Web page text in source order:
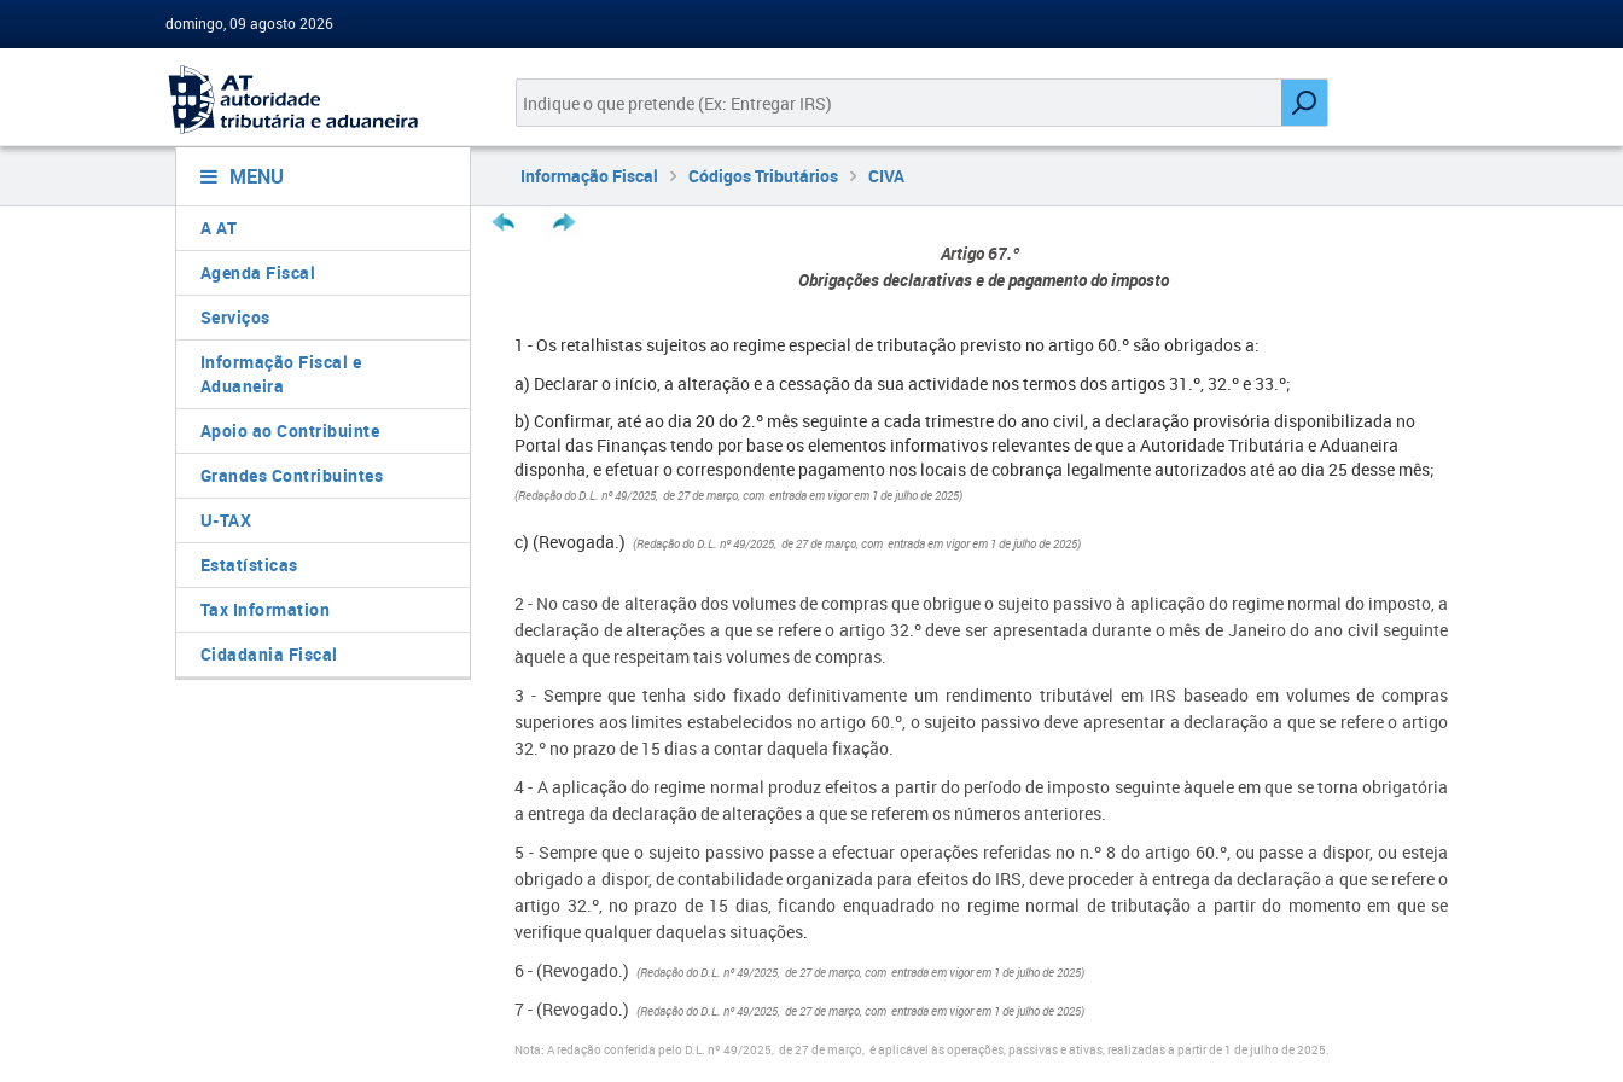
domingo, 09 agosto 2026
MENU
A AT
Agenda Fiscal
Serviços
Informação Fiscal e
Aduaneira
Apoio ao Contribuinte
Grandes Contribuintes
U-TAX
Estatísticas
Tax Information
Cidadania Fiscal
Informação Fiscal Códigos Tributários CIVA
Artigo 67.º
Obrigações declarativas e de pagamento do imposto
1 - Os retalhistas sujeitos ao regime especial de tributação previsto no artigo 60.º são obrigados a:
a) Declarar o início, a alteração e a cessação da sua actividade nos termos dos artigos 31.º, 32.º e 33.º;
b) Confirmar, até ao dia 20 do 2.º mês seguinte a cada trimestre do ano civil, a declaração provisória disponibilizada no
Portal das Finanças tendo por base os elementos informativos relevantes de que a Autoridade Tributária e Aduaneira
disponha, e efetuar o correspondente pagamento nos locais de cobrança legalmente autorizados até ao dia 25 desse mês;
(Redação do D.L. nº 49/2025, de 27 de março, com entrada em vigor em 1 de julho de 2025)
c) (Revogada.) ​(Redação do D.L. nº 49/2025, de 27 de março, com entrada em vigor em 1 de julho de 2025)
2 - No caso de alteração dos volumes de compras que obrigue o sujeito passivo à aplicação do regime normal do imposto, a
declaração de alterações a que se refere o artigo 32.º deve ser apresentada durante o mês de Janeiro do ano civil seguinte
àquele a que respeitam tais volumes de compras.
3 - Sempre que tenha sido fixado definitivamente um rendimento tributável em IRS baseado em volumes de compras
superiores aos limites estabelecidos no artigo 60.º, o sujeito passivo deve apresentar a declaração a que se refere o artigo
32.º no prazo de 15 dias a contar daquela fixação.
4 - A aplicação do regime normal produz efeitos a partir do período de imposto seguinte àquele em que se torna obrigatória
a entrega da declaração de alterações a que se referem os números anteriores.
5 - Sempre que o sujeito passivo passe a efectuar operações referidas no n.º 8 do artigo 60.º, ou passe a dispor, ou esteja
obrigado a dispor, de contabilidade organizada para efeitos do IRS, deve proceder à entrega da declaração a que se refere o
artigo 32.º, no prazo de 15 dias, ficando enquadrado no regime normal de tributação a partir do momento em que se
verifique qualquer daquelas situações.
6 - (Revogado.) ​(Redação do D.L. nº 49/2025, de 27 de março, com entrada em vigor em 1 de julho de 2025)
7 - (Revogado​​.) ​(Redação do D.L. nº 49/2025, de 27 de março, com entrada em vigor em 1 de julho de 2025) ​​​​​​
Nota:​A redação conferida pelo D.L. nº 49/2025, de 27 de março, é aplicável às operações, passivas e ativas, realizadas a partir de 1 de julho de 2025.